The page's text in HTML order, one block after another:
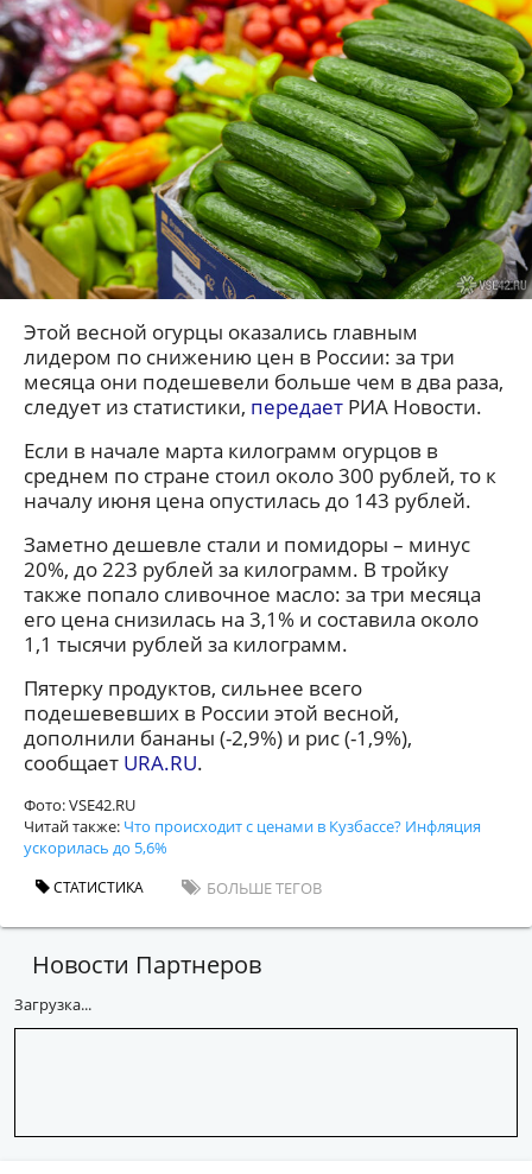
Этой весной огурцы оказались главным
лидером по снижению цен в России: за три
месяца они подешевели больше чем в два раза,
следует из статистики, передает РИА Новости.
Если в начале марта килограмм огурцов в
среднем по стране стоил около 300 рублей, то к
началу июня цена опустилась до 143 рублей.
Заметно дешевле стали и помидоры – минус
20%, до 223 рублей за килограмм. В тройку
также попало сливочное масло: за три месяца
его цена снизилась на 3,1% и составила около
1,1 тысячи рублей за килограмм.
Пятерку продуктов, сильнее всего
подешевевших в России этой весной,
дополнили бананы (-2,9%) и рис (-1,9%),
сообщает URA.RU.
Фото: VSE42.RU
Читай также: Что происходит с ценами в Кузбассе? Инфляция
ускорилась до 5,6%
СТАТИСТИКА БОЛЬШЕ ТЕГОВ
Новости Партнеров
Загрузка...